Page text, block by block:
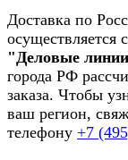
Доставка по
"Деловые
города РФ
заказа. Чтобы
ваш регион,
телефону +7